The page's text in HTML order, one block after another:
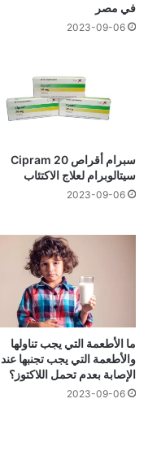
في مصر
2023-09-06
سبرام أقراص Cipram 20
سيتالوبرام لعلاج الاكتئاب
2023-09-06
ما الأطعمة التي يجب تناولها
والأطعمة التي يجب تجنبها عند
الإصابة بعدم تحمل اللاكتوز؟
2023-09-06